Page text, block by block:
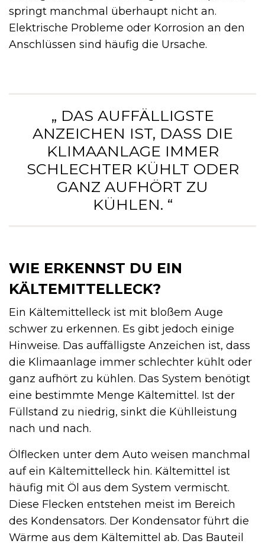
springt manchmal überhaupt nicht an.
Elektrische Probleme oder Korrosion an den
Anschlüssen sind häufig die Ursache.
„ DAS AUFFÄLLIGSTE
ANZEICHEN IST, DASS DIE
KLIMAANLAGE IMMER
SCHLECHTER KÜHLT ODER
GANZ AUFHÖRT ZU
KÜHLEN. “
WIE ERKENNST DU EIN
KÄLTEMITTELLECK?
Ein Kältemittelleck ist mit bloßem Auge
schwer zu erkennen. Es gibt jedoch einige
Hinweise. Das auffälligste Anzeichen ist, dass
die Klimaanlage immer schlechter kühlt oder
ganz aufhört zu kühlen. Das System benötigt
eine bestimmte Menge Kältemittel. Ist der
Füllstand zu niedrig, sinkt die Kühlleistung
nach und nach.
Ölflecken unter dem Auto weisen manchmal
auf ein Kältemittelleck hin. Kältemittel ist
häufig mit Öl aus dem System vermischt.
Diese Flecken entstehen meist im Bereich
des Kondensators. Der Kondensator führt die
Wärme aus dem Kältemittel ab. Das Bauteil